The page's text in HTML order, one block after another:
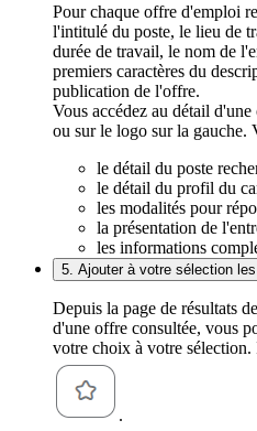
Pour chaque offre d'emploi
l'intitulé du poste, le lieu de
durée de travail, le nom de
premiers caractères du
publication de l'offre.
Vous accédez au détail
ou sur le logo sur la gauche.
le détail du poste
le détail du profil du
les modalités pour
la présentation de
les informations
5. Ajouter à votre sélection
Depuis la page de résultats
d'une offre consultée, vous
votre choix à votre
.